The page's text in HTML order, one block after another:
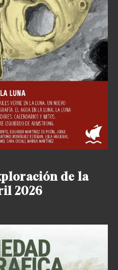
de la
2026